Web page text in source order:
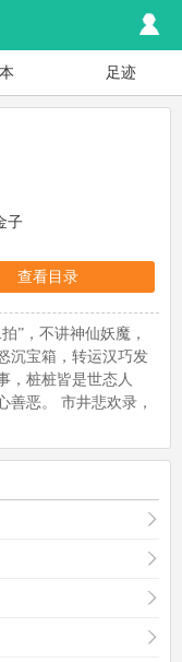
足迹
子
查看目录
”，不讲神仙妖魔，
沉宝箱，转运汉巧发
，桩桩皆是世态人
善恶。 市井悲欢录，